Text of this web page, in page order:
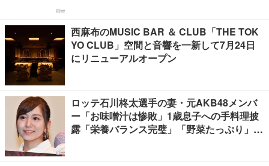
西麻布のMUSIC BAR ＆ CLUB「THE TOK
YO CLUB」空間と音響を一新して7月24日
にリニューアルオープン
ロッテ石川柊太選手の妻・元AKB48メンバ
ー「お味噌汁は惨敗」1歳息子への手料理披
露「栄養バランス完璧」「野菜たっぷり」の